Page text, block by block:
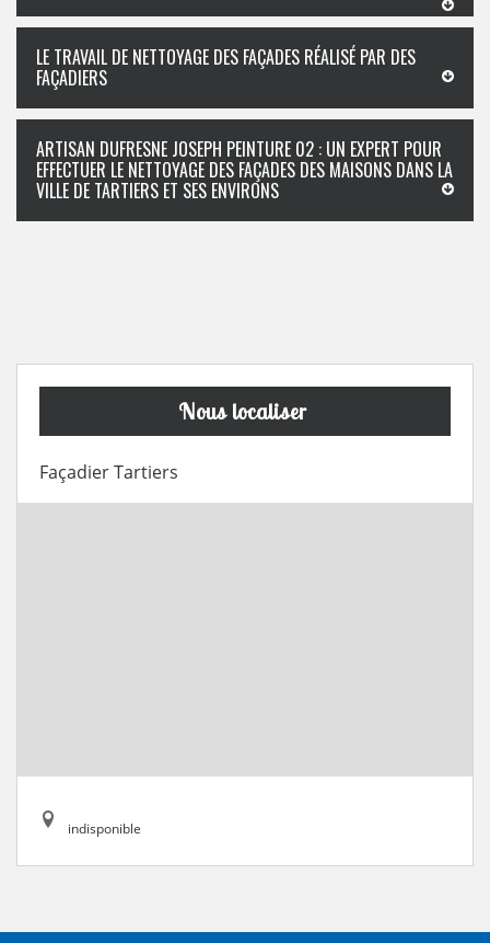
LE TRAVAIL DE NETTOYAGE DES FAÇADES RÉALISÉ PAR DES
FAÇADIERS
ARTISAN DUFRESNE JOSEPH PEINTURE 02 : UN EXPERT POUR
EFFECTUER LE NETTOYAGE DES FAÇADES DES MAISONS DANS LA
VILLE DE TARTIERS ET SES ENVIRONS
Nous localiser
Façadier Tartiers
indisponible